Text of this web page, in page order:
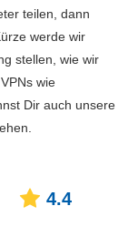
teilen, dann
werde wir
stellen, wie wir
wie
Dir auch unsere
4.4